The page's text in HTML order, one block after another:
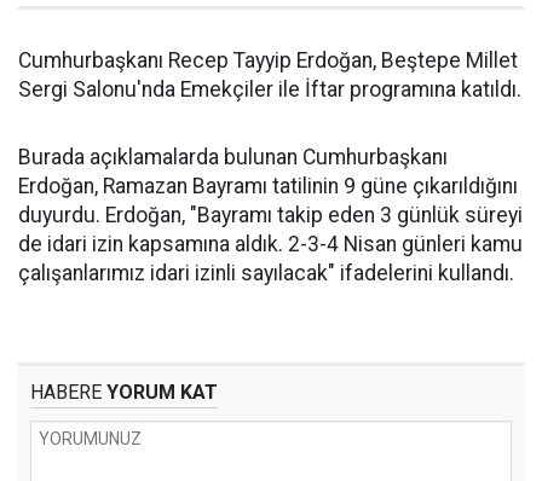
Cumhurbaşkanı Recep Tayyip Erdoğan, Beştepe Millet
Sergi Salonu'nda Emekçiler ile İftar programına katıldı.
Burada açıklamalarda bulunan Cumhurbaşkanı
Erdoğan, Ramazan Bayramı tatilinin 9 güne çıkarıldığını
duyurdu. Erdoğan, "Bayramı takip eden 3 günlük süreyi
de idari izin kapsamına aldık. 2-3-4 Nisan günleri kamu
çalışanlarımız idari izinli sayılacak" ifadelerini kullandı.
HABERE YORUM KAT